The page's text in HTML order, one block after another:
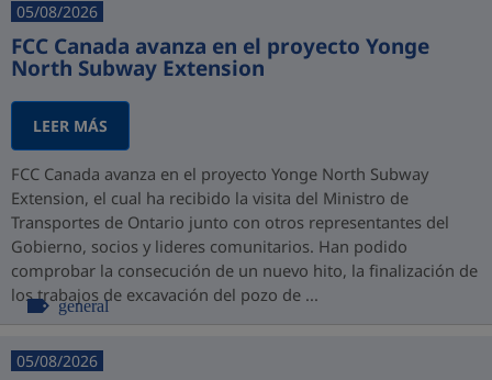
05/08/2026
FCC Canada avanza en el proyecto Yonge
North Subway Extension
LEER MÁS
FCC Canada avanza en el proyecto Yonge North Subway
Extension, el cual ha recibido la visita del Ministro de
Transportes de Ontario junto con otros representantes del
Gobierno, socios y lideres comunitarios. Han podido
comprobar la consecución de un nuevo hito, la finalización de
los trabajos de excavación del pozo de ...
general
05/08/2026